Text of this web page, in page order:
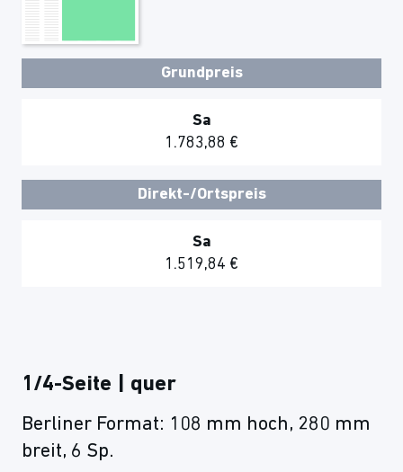
Grundpreis
Sa
1.783,88 €
Direkt-/Ortspreis
Sa
1.519,84 €
1/4-Seite | quer
Berliner Format: 108 mm hoch, 280 mm
breit, 6 Sp.